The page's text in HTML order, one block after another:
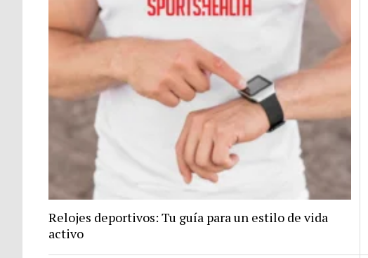
Relojes deportivos: Tu guía para un estilo de vida
activo